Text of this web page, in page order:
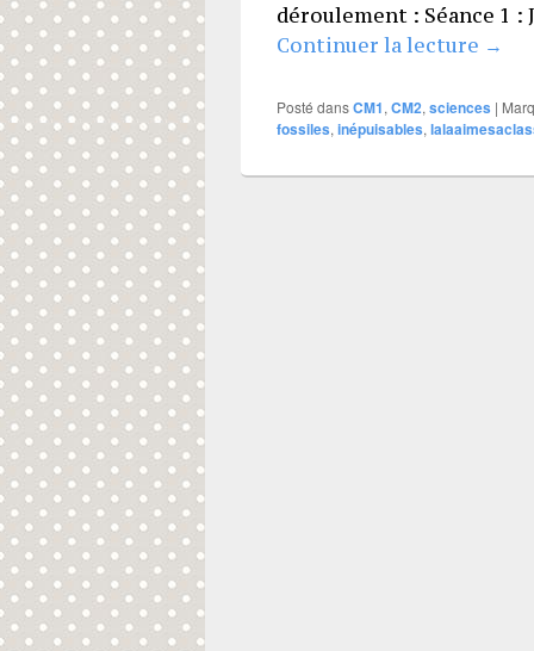
déroulement : Séance 1 :
Continuer la lecture Les
→
Posté dansCM1, CM2, sciences |
fossiles, inépuisables,